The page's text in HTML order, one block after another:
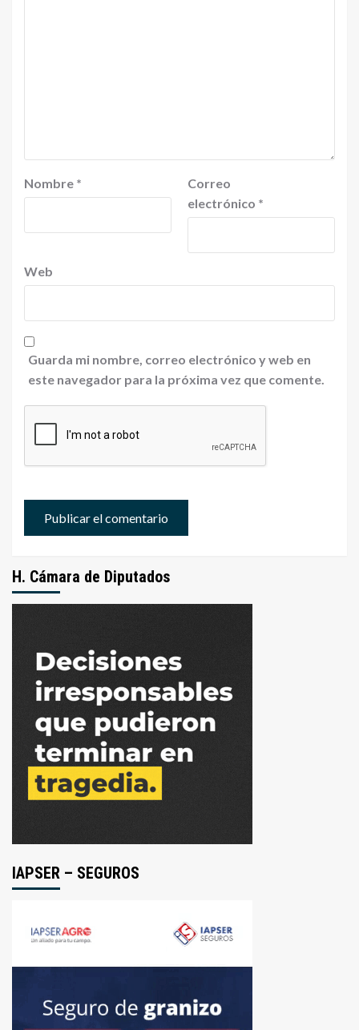
Nombre *
Correo
electrónico *
Web
Guarda mi nombre, correo electrónico y web en
este navegador para la próxima vez que comente.
H. Cámara de Diputados
IAPSER – SEGUROS